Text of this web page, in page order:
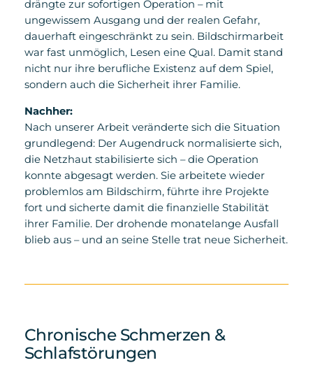
drängte zur sofortigen Operation – mit
ungewissem Ausgang und der realen Gefahr,
dauerhaft eingeschränkt zu sein. Bildschirmarbeit
war fast unmöglich, Lesen eine Qual. Damit stand
nicht nur ihre berufliche Existenz auf dem Spiel,
sondern auch die Sicherheit ihrer Familie.
Nachher:
Nach unserer Arbeit veränderte sich die Situation
grundlegend: Der Augendruck normalisierte sich,
die Netzhaut stabilisierte sich – die Operation
konnte abgesagt werden. Sie arbeitete wieder
problemlos am Bildschirm, führte ihre Projekte
fort und sicherte damit die finanzielle Stabilität
ihrer Familie. Der drohende monatelange Ausfall
blieb aus – und an seine Stelle trat neue Sicherheit.
Chronische Schmerzen &
Schlafstörungen